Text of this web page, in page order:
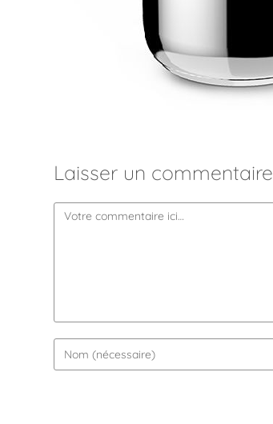
Laisser un commentaire